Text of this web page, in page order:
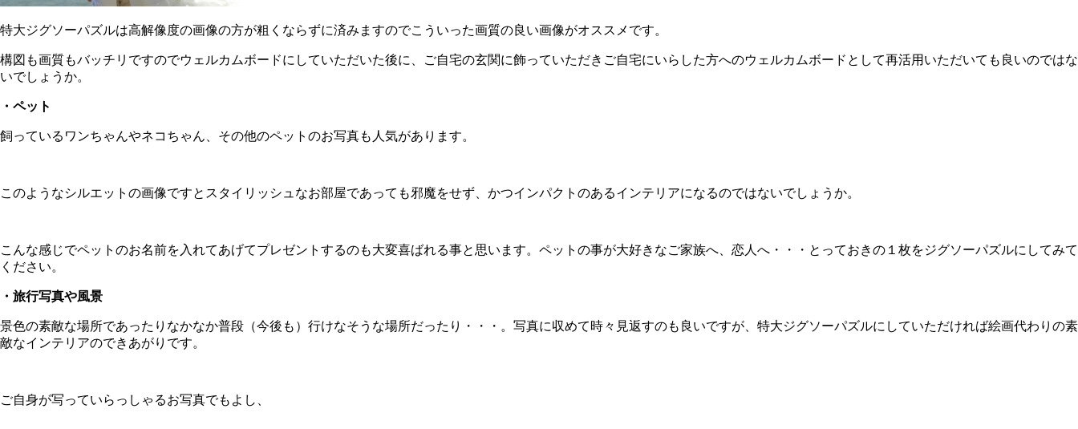
特大ジグソーパズルは高解像度の画像の方が粗くならずに済みますのでこういった画質の良い画像がオススメです。
構図も画質もバッチリですのでウェルカムボードにしていただいた後に、ご自宅の玄関に飾っていただきご自宅にいらした方へのウェルカムボードとして再活用いただいても良いのではな
いでしょうか。
・ペット
飼っているワンちゃんやネコちゃん、その他のペットのお写真も人気があります。
このようなシルエットの画像ですとスタイリッシュなお部屋であっても邪魔をせず、かつインパクトのあるインテリアになるのではないでしょうか。
こんな感じでペットのお名前を入れてあげてプレゼントするのも大変喜ばれる事と思います。ペットの事が大好きなご家族へ、恋人へ・・・とっておきの１枚をジグソーパズルにしてみて
ください。
・旅行写真や風景
景色の素敵な場所であったりなかなか普段（今後も）行けなそうな場所だったり・・・。写真に収めて時々見返すのも良いですが、特大ジグソーパズルにしていただければ絵画代わりの素
敵なインテリアのできあがりです。
ご自身が写っていらっしゃるお写真でもよし、